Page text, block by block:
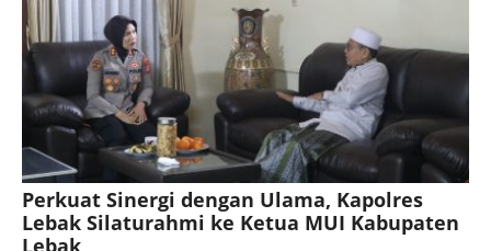
Perkuat Sinergi dengan Ulama, Kapolres
Lebak Silaturahmi ke Ketua MUI Kabupaten
Lebak